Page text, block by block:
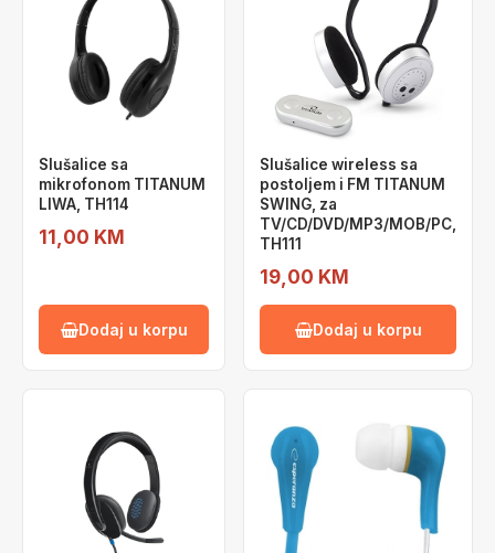
Slušalice sa
mikrofonom TITANUM
LIWA, TH114
11,00 KM
Dodaj u korpu
Slušalice wireless sa
postoljem i FM TITANUM
SWING, za
TV/CD/DVD/MP3/MOB/PC,
TH111
19,00 KM
Dodaj u korpu